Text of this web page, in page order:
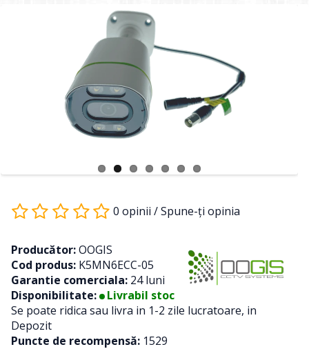
0 opinii /Spune-ţi opinia
Producător:OOGIS
Cod produs: K5MN6ECC-05
Garantie comerciala: 24 luni
Disponibilitate:
Livrabil stoc
Se poate ridica sau livra in 1-2 zile lucratoare, in
Depozit
Puncte de recompensă: 1529